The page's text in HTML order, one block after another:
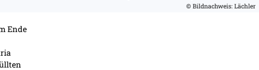
© Bildnachweis: Lächler
Ende